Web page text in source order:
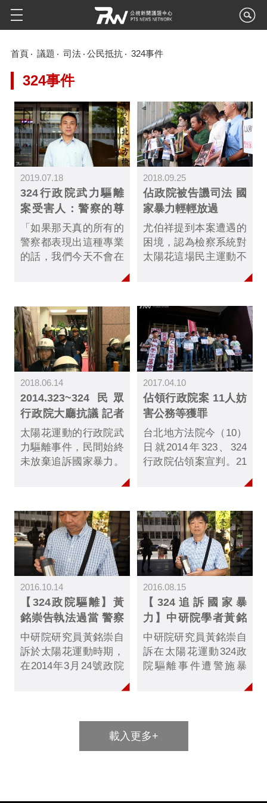
首頁 議題 司法 公民抵抗 324事件
324事件
2019.07.18
324行政院武力驅離
案受害人：警察的尊
嚴應建立在專業上
「如果那天真的所有的
警察都表現出這種專業
的話，我們今天不會在
家的資源、大家的時間
2018.09.25
佔政院被告譏司法 國
家暴力輕輕放過
尤伯祥提到本案遭遇的
困境，認為檢察系統對
太陽花這場民主運動不
家暴力的力度上，遠遠
運動有深刻貢獻的被
告。
2018.06.14
2014.323~324 民眾
行政院大廳抗議 記者
先遭警方驅離過程
太陽花運動的行政院武
力驅離事件，民間始終
未放棄追訴國家暴力。
揮的高階警官，似乎忘
什麼事。透過這段影
片，我們來還原當年的
部分狀況...
2017.04.10
佔領行政院案 11人妨
害公務等獲罪
台北地方法院今（10）
日就2014年323、324
行政院佔領案宣判。21
導人魏揚在內，被依
名起訴的11人獲判無
罪。但其中許順治另被
起訴「毀損公務上掌管
物品」，與其他2名被
訴同罪名、8名被訴
「妨害公務」的被告，
遭判刑3到5個月不等，
得易科罰金。
2016.10.14
【324政院驅離】黃
銘崇告執法過當 警察
獲判無罪
中研院研究員黃銘崇自
訴於太陽花運動時期，
在2014年3月24號政院
今年8月15日辯論終
出爐，被告員警凃欣安
2016.08.15
【324追訴國家暴
力】中研院學者黃銘
崇自訴警察施暴案辯
論終結
中研院研究員黃銘崇自
訴在太陽花運動324政
院驅離事件遭警施暴
辯論終結，將於10月14
時強調，提告並非針對
個別警察，期望藉由審
判提升全體警察的公民
載入更多+